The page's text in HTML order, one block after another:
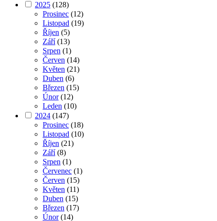
2025 (128)
Prosinec (12)
Listopad (19)
Říjen (5)
Září(13)
Srpen (1)
Červen (14)
Květen (21)
Duben (6)
Březen (15)
Únor(12)
Leden (10)
2024 (147)
Prosinec (18)
Listopad (10)
Říjen (21)
Září(8)
Srpen (1)
Červenec (1)
Červen (15)
Květen (11)
Duben (15)
Březen (17)
Únor(14)